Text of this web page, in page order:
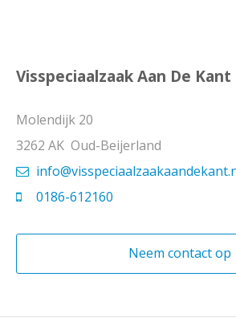
Visspeciaalzaak Aan De Kant
Molendijk 20
3262 AK Oud-Beijerland
0186-612160
Neem contact op